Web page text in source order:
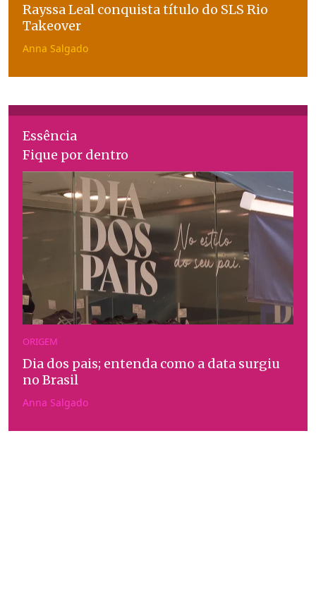
Rayssa Leal conquista título do SLS Rio
Takeover
Anna Salgado
Essência
Fique por dentro
ORIGEM
Dia dos pais; entenda como a data surgiu
no Brasil
Anna Salgado